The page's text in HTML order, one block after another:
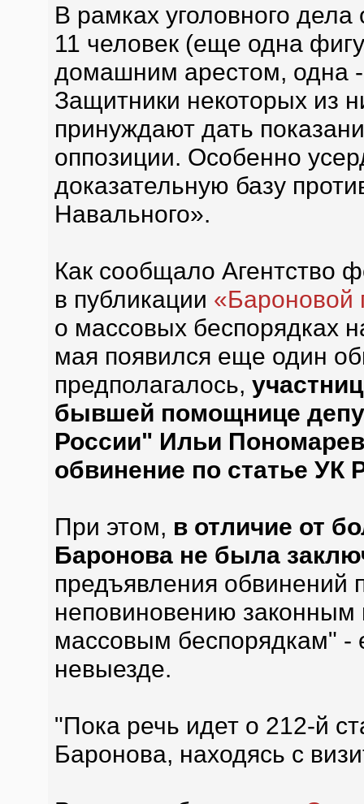
В рамках уголовного
11 человек (еще одна
домашним арестом, одна
Защитники некоторых из
принуждают дать
оппозиции. Особенно
доказательную базу
Навального».
Как сообщало Агентство
в публикации «Бароновой
о массовых беспорядках
мая появился еще один
предполагалось,
бывшей помощнице
России" Ильи
обвинение по статье
При этом, в отличие от
Баронова не была
предъявления обвинений
неповиновению законным
массовым беспорядкам" -
невыезде.
"Пока речь идет о 212-й
Баронова, находясь с